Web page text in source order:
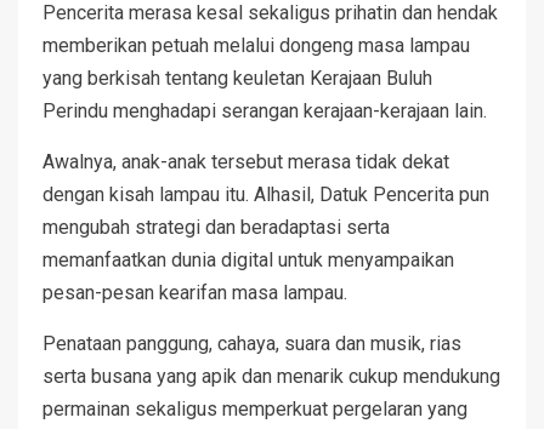
Pencerita merasa kesal sekaligus prihatin dan hendak
memberikan petuah melalui dongeng masa lampau
yang berkisah tentang keuletan Kerajaan Buluh
Perindu menghadapi serangan kerajaan-kerajaan lain.
Awalnya, anak-anak tersebut merasa tidak dekat
dengan kisah lampau itu. Alhasil, Datuk Pencerita pun
mengubah strategi dan beradaptasi serta
memanfaatkan dunia digital untuk menyampaikan
pesan-pesan kearifan masa lampau.
Penataan panggung, cahaya, suara dan musik, rias
serta busana yang apik dan menarik cukup mendukung
permainan sekaligus memperkuat pergelaran yang